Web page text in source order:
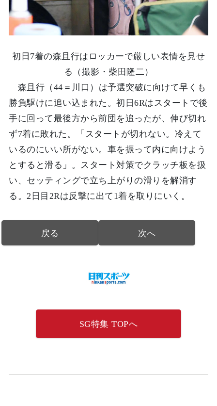
初日7着の森且行はロッカーで厳しい表情を見せ
る（撮影・柴田隆二）
森且行（44＝川口）は予選突破に向けて早くも
勝負駆けに追い込まれた。初日6Rはスタートで後
手に回って最後方から前団を追ったが、伸び切れ
ず7着に敗れた。「スタートが切れない。冷えて
いるのにいい所がない。車を振って内に向けよう
とすると滑る」。スタート対策でクラッチ板を扱
い、セッティングで立ち上がりの滑りを解消す
る。2日目2Rは反撃に出て1着を取りにいく。
戻る 次へ
SG特集 TOPへ